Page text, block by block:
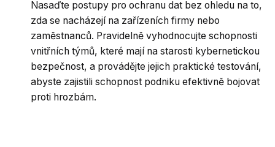
Nasaďte postupy pro ochranu dat bez ohledu na to,
zda se nacházejí na zařízeních firmy nebo
zaměstnanců. Pravidelně vyhodnocujte schopnosti
vnitřních týmů, které mají na starosti kybernetickou
bezpečnost, a provádějte jejich praktické testování,
abyste zajistili schopnost podniku efektivně bojovat
proti hrozbám.